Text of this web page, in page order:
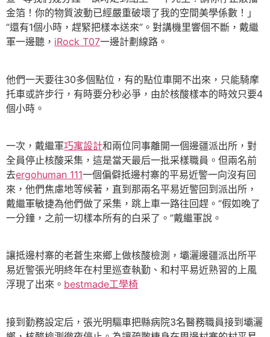
金箔！你的物質波動已經嚴重破壞了我的空間美學係數！」
“還有1個小時，趕緊把樣本送來”。對講機里響個不斷，戴繼
軍一邊聽， iRock T07一邊計劃線路。
他們一天要往30多個點位，有的點位車開不出來，只能騎摩
托車或許步行，有時要分秒必爭，由於核酸樣本的時效只要4
個小時。
一次，戴繼軍巧寓設計和兩位同事離開一個邊疆派出所，對
全員停止核酸采集，這是當天最后一批采樣職員。但兩名前
去ergohuman 111一個偏僻抵邊村寨的平易近警一向沒有回
來，他們焦慮地等候著，直到那兩名平易近警回到派出所，
戴繼軍敏捷為他們做了采集，跳上車一路往回趕。“假如晚了
一分鐘，之前一切樣本所有的白采了。”戴繼軍說。
讓抵邊村寨的老蒼生來鄉上做核酸檢測，壩灑邊疆派出所平
易近警張光明終年在村里巡查執勤、和村平易近熟習的上風
浮現了出來。 bestmade工學椅
接到勤務設定后，張光明驅車把縣病院3名醫務職員接到壩灑